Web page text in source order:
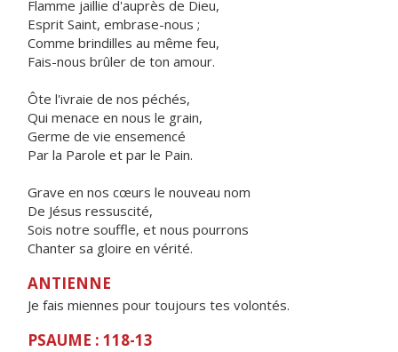
Flamme jaillie d'auprès de Dieu,
Esprit Saint, embrase-nous ;
Comme brindilles au même feu,
Fais-nous brûler de ton amour.
Ôte l'ivraie de nos péchés,
Qui menace en nous le grain,
Germe de vie ensemencé
Par la Parole et par le Pain.
Grave en nos cœurs le nouveau nom
De Jésus ressuscité,
Sois notre souffle, et nous pourrons
Chanter sa gloire en vérité.
ANTIENNE
Je fais miennes pour toujours tes volontés.
PSAUME : 118-13